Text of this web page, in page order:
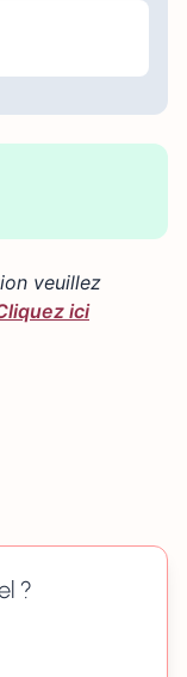
×
veuillez
ici
?